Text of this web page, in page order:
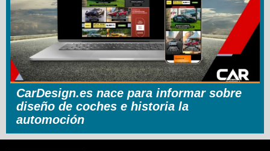
CarDesign.es nace para informar sobre
diseño de coches e historia la
automoción